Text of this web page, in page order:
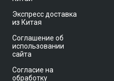
Экспресс доставка
из Китая
Соглашение об
использовании
сайта
Согласие на
обработку